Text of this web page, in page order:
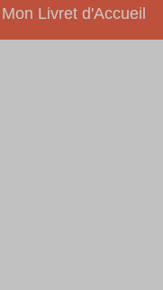
Mon Livret d'Accueil